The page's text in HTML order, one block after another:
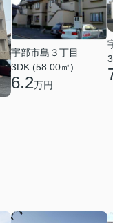
宇部市島３丁目
3DK (58.00㎡)
6.2万円